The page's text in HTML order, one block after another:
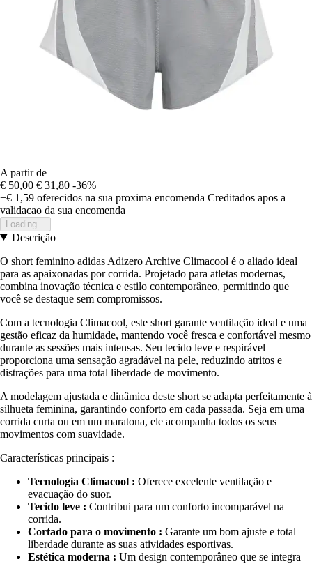
A partir de
€ 50,00 € 31,80 -36%
+€ 1,59 oferecidos na sua proxima encomenda Creditados apos a
validacao da sua encomenda
Loading...
Descrição
O short feminino adidas Adizero Archive Climacool é o aliado ideal
para as apaixonadas por corrida. Projetado para atletas modernas,
combina inovação técnica e estilo contemporâneo, permitindo que
você se destaque sem compromissos.
Com a tecnologia Climacool, este short garante ventilação ideal e uma
gestão eficaz da humidade, mantendo você fresca e confortável mesmo
durante as sessões mais intensas. Seu tecido leve e respirável
proporciona uma sensação agradável na pele, reduzindo atritos e
distrações para uma total liberdade de movimento.
A modelagem ajustada e dinâmica deste short se adapta perfeitamente à
silhueta feminina, garantindo conforto em cada passada. Seja em uma
corrida curta ou em um maratona, ele acompanha todos os seus
movimentos com suavidade.
Características principais :
Tecnologia Climacool : Oferece excelente ventilação e
evacuação do suor.
Tecido leve : Contribui para um conforto incomparável na
corrida.
Cortado para o movimento : Garante um bom ajuste e total
liberdade durante as suas atividades esportivas.
Estética moderna : Um design contemporâneo que se integra